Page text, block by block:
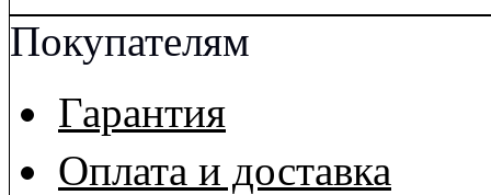
Покупателям
Гарантия
Оплата и доставка